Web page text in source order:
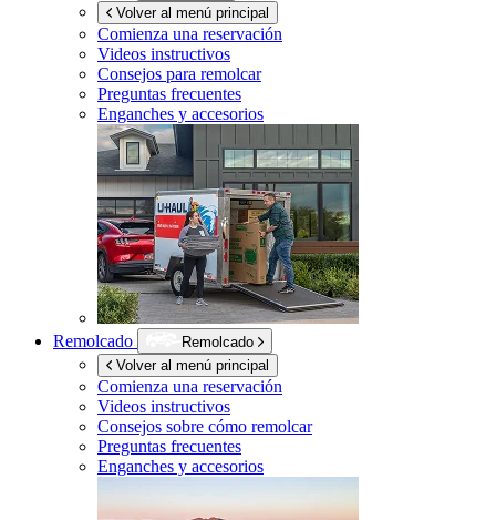
Volver al menú principal
Comienza una reservación
Videos instructivos
Consejos para remolcar
Preguntas frecuentes
Enganches y accesorios
Remolcado
Remolcado
Volver al menú principal
Comienza una reservación
Videos instructivos
Consejos sobre cómo remolcar
Preguntas frecuentes
Enganches y accesorios